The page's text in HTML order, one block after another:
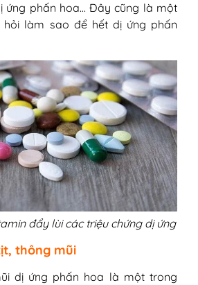
ứng phấn hoa… Đây cũng là một
làm sao để hết dị ứng phấn
đẩy lùi các triệu chứng dị ứng
thông mũi
dị ứng phấn hoa là một trong